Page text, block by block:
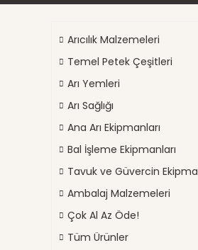
Arıcılık Malzemeleri
Temel Petek Çeşitleri
Arı Yemleri
Arı Sağlığı
Ana Arı Ekipmanları
Bal İşleme Ekipmanları
Tavuk ve Güvercin
Ambalaj Malzemeleri
Çok Al Az Öde!
Tüm Ürünler